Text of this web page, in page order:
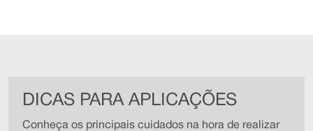
DICAS PARA APLICAÇÕES
Conheça os principais cuidados na hora de realizar